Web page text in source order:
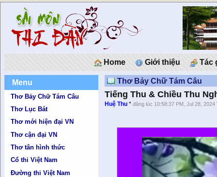
Home Giới thiệu Tác
Menu
Thơ Bảy Chữ Tám Câu
Thơ Lục Bát
Thơ mới hiện đại VN
Thơ cận đại VN
Thơ tân hình thức
Cổ thi Việt Nam
Đường thi Việt Nam
Thơ Bảy Chữ Tám Câu
Tiếng Thu & Chiều Thu
Huệ Thu *đăng lúc 10:58:37 PM, Jul 28, 2024